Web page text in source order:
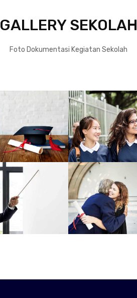
GALLERY SEKOLAH
Foto Dokumentasi Kegiatan Sekolah